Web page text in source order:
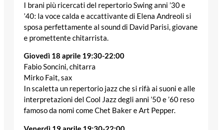
I brani più ricercati del repertorio Swing anni ’30 e
’40: la voce calda e accattivante di Elena Andreoli si
sposa perfettamente al sound di David Parisi, giovane
e promettente chitarrista.
Giovedì 18 aprile 19:30-22:00
Fabio Soncini, chitarra
Mirko Fait, sax
In scaletta un repertorio jazz che si rifà ai suoni e alle
interpretazioni del Cool Jazz degli anni ’50 e ’60 reso
famoso da nomi come Chet Baker e Art Pepper.